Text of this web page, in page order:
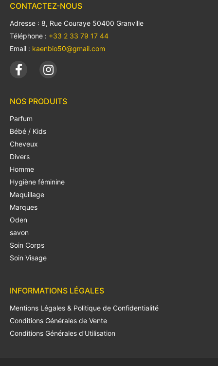
CONTACTEZ-NOUS
Adresse : 8, Rue Couraye 50400 Granville
Téléphone : +33 2 33 79 17 44
Email : kaenbio50@gmail.com
NOS PRODUITS
Parfum
Bébé / Kids
Cheveux
Divers
Homme
Hygiène féminine
Maquillage
Marques
Oden
savon
Soin Corps
Soin Visage
INFORMATIONS LÉGALES
Mentions Légales & Politique de Confidentialité
Conditions Générales de Vente
Conditions Générales d'Utilisation